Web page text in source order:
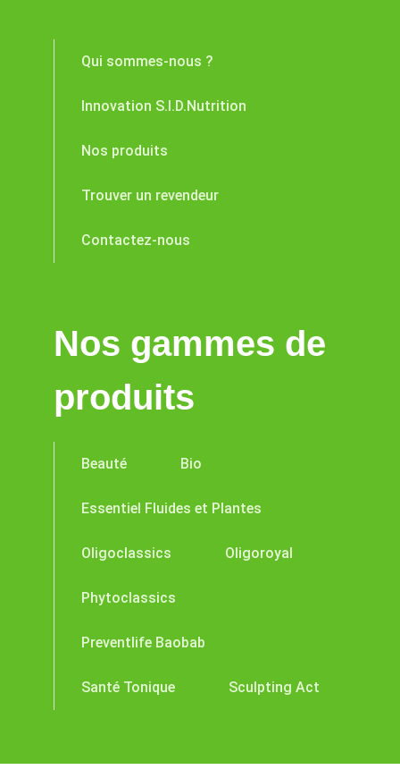
Qui sommes-nous ?
Innovation S.I.D.Nutrition
Nos produits
Trouver un revendeur
Contactez-nous
Nos gammes de
produits
Beauté Bio
Essentiel Fluides et Plantes
Oligoclassics Oligoroyal
Phytoclassics
Preventlife Baobab
Santé Tonique Sculpting Act